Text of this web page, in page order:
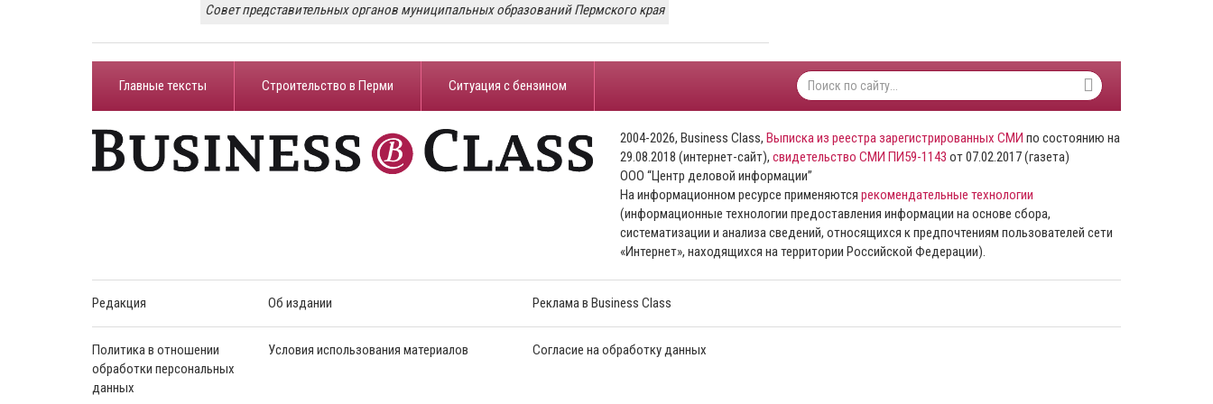
Совет представительных органов муниципальных образований Пермского края
Главные тексты Строительство в Перми ​Ситуация с бензином
2004-2026, Business Class, Выписка из реестра зарегистрированных СМИ по состоянию на
29.08.2018 (интернет-сайт), свидетельство СМИ ПИ59-1143 от 07.02.2017 (газета)
ООО “Центр деловой информации”
На информационном ресурсе применяются рекомендательные технологии
(информационные технологии предоставления информации на основе сбора,
систематизации и анализа сведений, относящихся к предпочтениям пользователей сети
«Интернет», находящихся на территории Российской Федерации).
Редакция Об издании Реклама в Business Class
Политика в отношении
обработки персональных
данных
Условия использования материалов Согласие на обработку данных